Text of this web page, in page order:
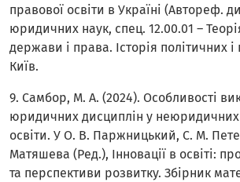
правової освіти в Україні (Автореф.
юридичних наук, спец. 12.00.01 –
держави і права. Історія політичних
Київ.
9. Самбор, М. А. (2024). Особливості
юридичних дисциплін у
освіти. У О. В. Паржницький, С. М.
Матяшева (Ред.), Інновації в освіті:
та перспективи розвитку. Збірник